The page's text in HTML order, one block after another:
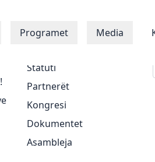
Programet Media
Rreth Nesh
Statuti
Partnerët
Kongresi
Dokumentet
Asambleja